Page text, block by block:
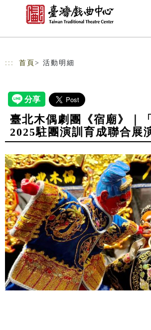
跳到主要內容
網站導覽
::: 首頁 > 活動明細
臺北木偶劇團《宿廟》｜
2025駐團演訓育成聯合展